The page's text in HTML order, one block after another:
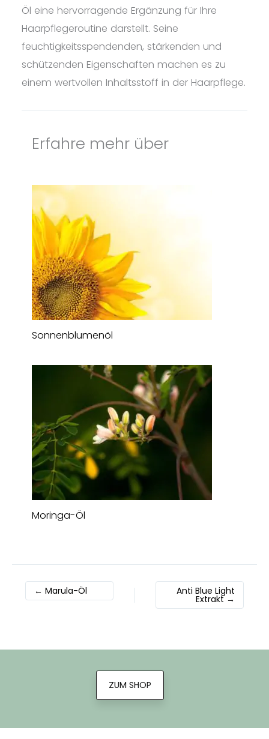
Öl eine hervorragende Ergänzung für Ihre
Haarpflegeroutine darstellt. Seine
feuchtigkeitsspendenden, stärkenden und
schützenden Eigenschaften machen es zu
einem wertvollen Inhaltsstoff in der Haarpflege.
Erfahre mehr über
Sonnenblumenöl
Moringa-Öl
← Marula-Öl Anti Blue Light
Extrakt →
ZUM SHOP